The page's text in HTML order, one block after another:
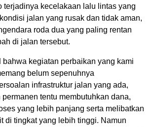
terjadinya kecelakaan lalu lintas yang
jalan yang rusak dan tidak aman,
roda dua yang paling rentan
di jalan tersebut.
bahwa kegiatan perbaikan yang kami
belum sepenuhnya
infrastruktur jalan yang ada,
tentu membutuhkan dana,
yang lebih panjang serta melibatkan
di tingkat yang lebih tinggi. Namun